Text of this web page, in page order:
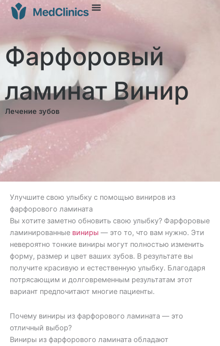
Фарфоровый
ламинат Винир
Лечение зубов
Улучшите свою улыбку с помощью виниров из
фарфорового ламината
Вы хотите заметно обновить свою улыбку? Фарфоровые
ламинированные виниры — это то, что вам нужно. Эти
невероятно тонкие виниры могут полностью изменить
форму, размер и цвет ваших зубов. В результате вы
получите красивую и естественную улыбку. Благодаря
потрясающим и долговременным результатам этот
вариант предпочитают многие пациенты.
Почему виниры из фарфорового ламината — это
отличный выбор?
Виниры из фарфорового ламината обладают